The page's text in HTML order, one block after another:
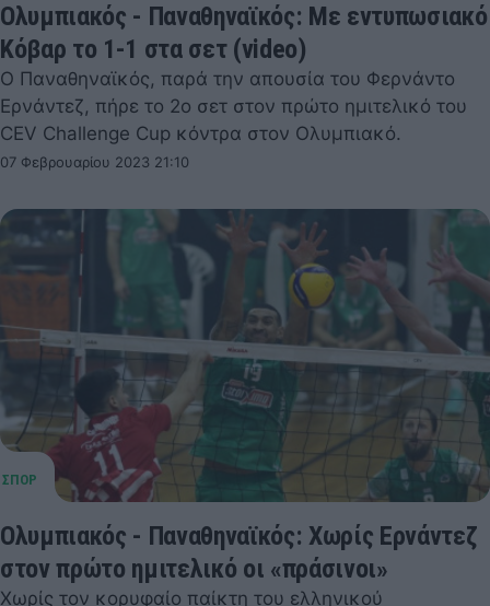
Ολυμπιακός - Παναθηναϊκός: Με εντυπωσιακό
Κόβαρ το 1-1 στα σετ (video)
Ο Παναθηναϊκός, παρά την απουσία του Φερνάντο
Ερνάντεζ, πήρε το 2ο σετ στον πρώτο ημιτελικό του
CEV Challenge Cup κόντρα στον Ολυμπιακό.
07 Φεβρουαρίου 2023 21:10
Ολυμπιακός - Παναθηναϊκός: Χωρίς Ερνάντεζ
στον πρώτο ημιτελικό οι «πράσινοι»
Χωρίς τον κορυφαίο παίκτη του ελληνικού